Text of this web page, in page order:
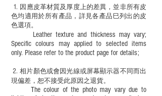
必須由成年人陪同下使用並應小心處理。
1. ​ 因應皮革材質及厚度上的差異，並非所有皮
色均適用於所有產品，詳見各產品巳列出的皮
色選項。
Leather texture and thickness may vary;
Specific colours may applied to selected items
only. Please refer to the product page for details;
​2.相片顏色或會因光線或屏幕顯示器不同而出
現偏差，恕不接受此原因之退貨。
The colour of the photo may vary due to